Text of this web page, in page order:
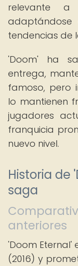
relevante
tendencias de
'Doom' ha
entrega,
famoso, pero
lo mantienen
jugadores
franquicia
nuevo nivel.
Historia de
saga
anteriores
'Doom Eternal'
(2016) y